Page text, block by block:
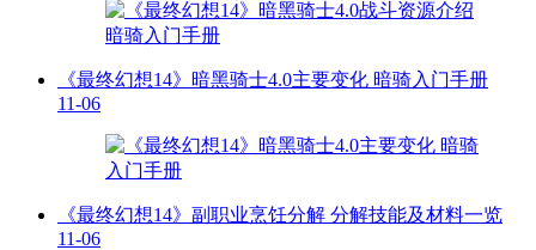
《最终幻想14》暗黑骑士4.0主要变化 暗骑入门手册
11-06
《最终幻想14》副职业烹饪分解 分解技能及材料一览
11-06